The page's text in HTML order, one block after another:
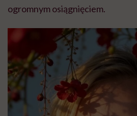
ogromnym osiągnięciem.